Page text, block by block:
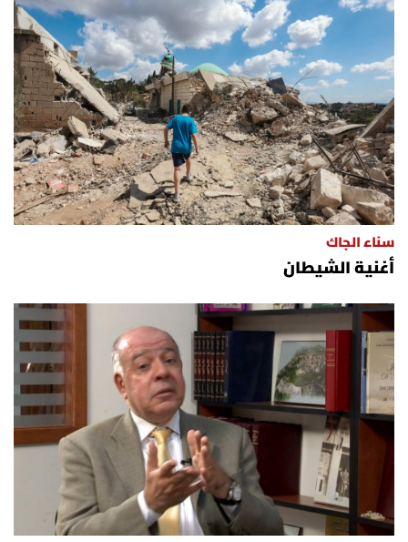
فيديو
من نحن
للتواصل معنا
شروط الاستخدام
شروط الإشتراك
سناء الجاك
أغنية الشيطان